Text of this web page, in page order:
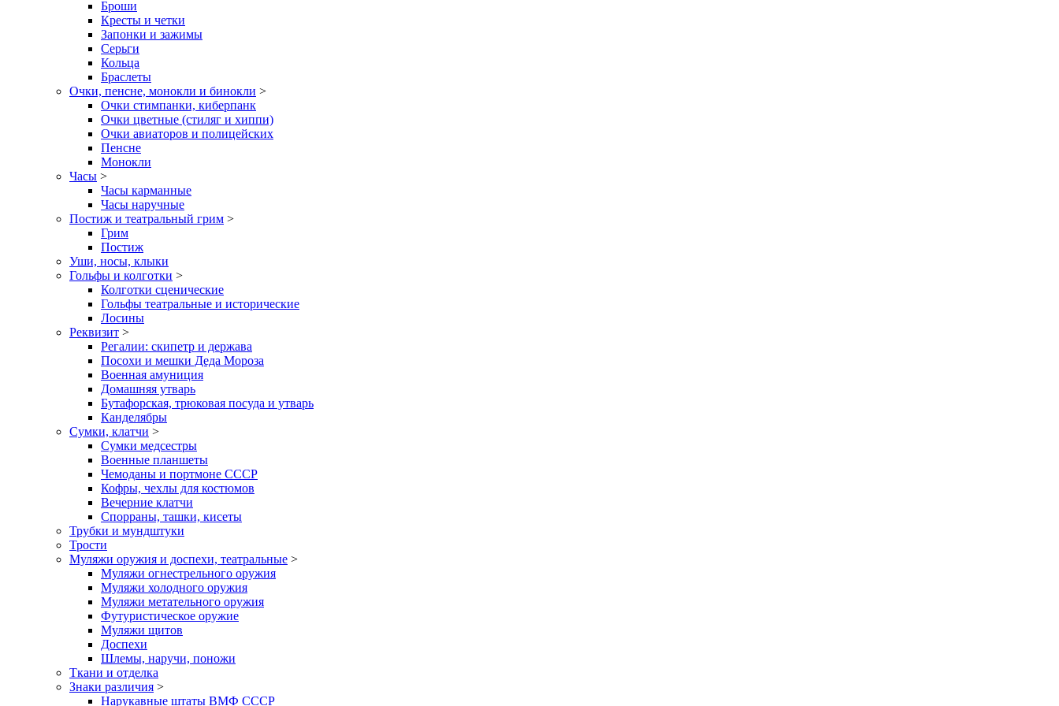
Броши
Кресты и четки
Запонки и зажимы
Серьги
Кольца
Браслеты
Очки, пенсне, монокли и бинокли >
Очки стимпанки, киберпанк
Очки цветные (стиляг и хиппи)
Очки авиаторов и полицейских
Пенсне
Монокли
Часы >
Часы карманные
Часы наручные
Постиж и театральный грим >
Грим
Постиж
Уши, носы, клыки
Гольфы и колготки >
Колготки сценические
Гольфы театральные и исторические
Лосины
Реквизит >
Регалии: скипетр и держава
Посохи и мешки Деда Мороза
Военная амуниция
Домашняя утварь
Бутафорская, трюковая посуда и утварь
Канделябры
Сумки, клатчи >
Сумки медсестры
Военные планшеты
Чемоданы и портмоне СССР
Кофры, чехлы для костюмов
Вечерние клатчи
Спорраны, ташки, кисеты
Трубки и мундштуки
Трости
Муляжи оружия и доспехи, театральные >
Муляжи огнестрельного оружия
Муляжи холодного оружия
Муляжи метательного оружия
Футуристическое оружие
Муляжи щитов
Доспехи
Шлемы, наручи, поножи
Ткани и отделка
Знаки различия >
Нарукавные штаты ВМФ СССР